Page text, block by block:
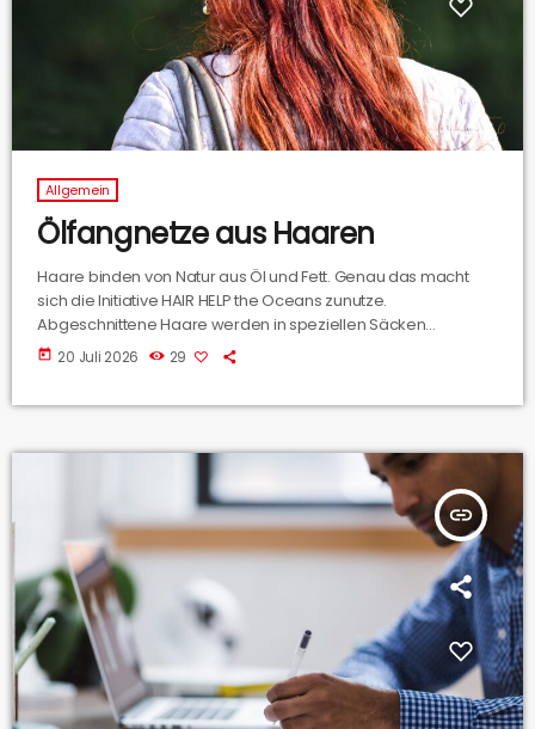
Allgemein
Ölfangnetze aus Haaren
Haare binden von Natur aus Öl und Fett. Genau das macht
sich die Initiative HAIR HELP the Oceans zunutze.
Abgeschnittene Haare werden in speziellen Säcken
gesammelt, zu Rollen und Matten verarbeitet und als
gesprochen.
today 20 Juli 2026 29
insert_link